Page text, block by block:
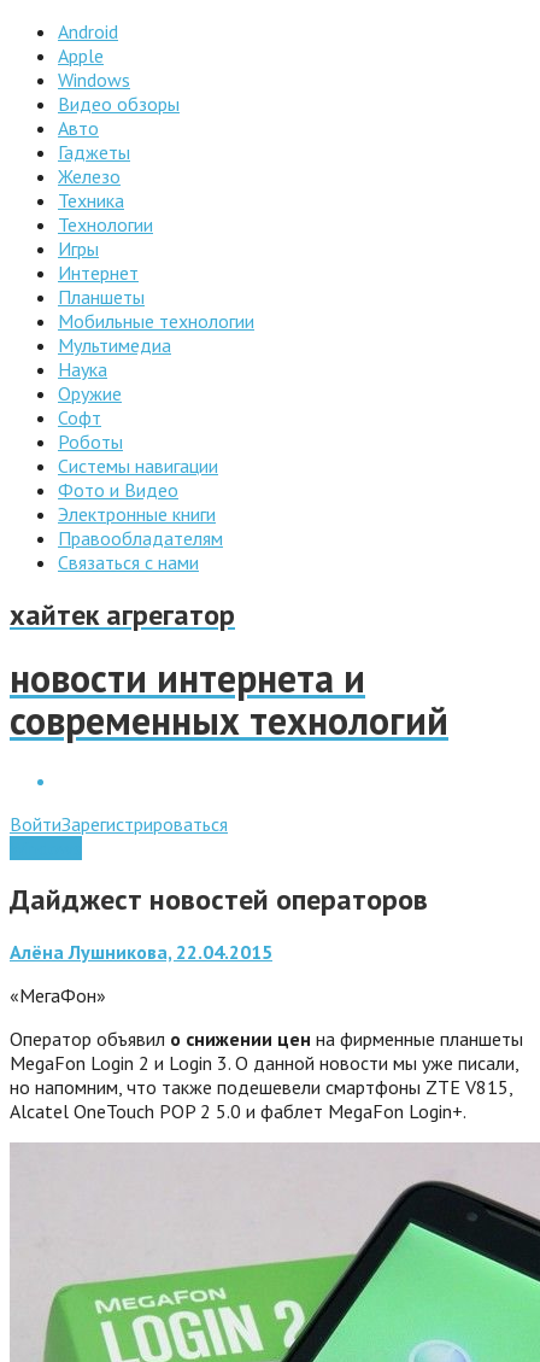
Android
Apple
Windows
Видео обзоры
Авто
Гаджеты
Железо
Техника
Технологии
Игры
Интернет
Планшеты
Мобильные технологии
Мультимедиа
Наука
Оружие
Софт
Роботы
Системы навигации
Фото и Видео
Электронные книги
Правообладателям
Связаться с нами
хайтек агрегатор
новости интернета и
современных технологий
ВойтиЗарегистрироваться
Дайджест новостей операторов
Алёна Лушникова, 22.04.2015
«МегаФон»
Оператор объявил о снижении цен на фирменные планшеты
MegaFon Login 2 и Login 3. О данной новости мы уже писали,
но напомним, что также подешевели смартфоны ZTE V815,
Alcatel OneTouch POP 2 5.0 и фаблет MegaFon Login+.